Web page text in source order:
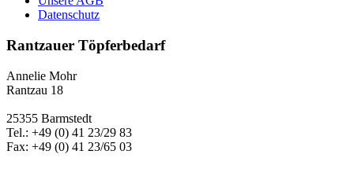
Datenschutz
Rantzauer Töpferbedarf
Annelie Mohr
Rantzau 18
25355 Barmstedt
Tel.: +49 (0) 41 23/29 83
Fax: +49 (0) 41 23/65 03